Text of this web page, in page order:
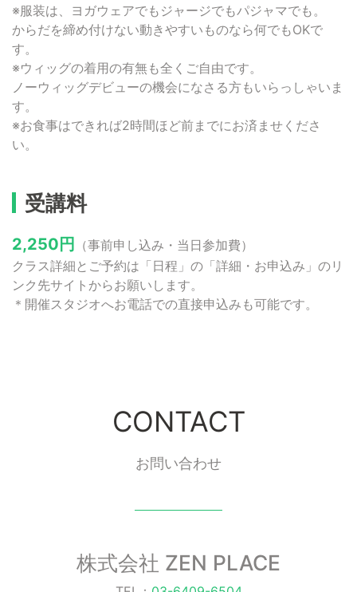
※服装は、ヨガウェアでもジャージでもパジャマでも。
からだを締め付けない動きやすいものなら何でもOKで
す。
※ウィッグの着用の有無も全くご自由です。
ノーウィッグデビューの機会になさる方もいらっしゃいま
す。
※お食事はできれば2時間ほど前までにお済ませくださ
い。
受講料
2,250円
（事前申し込み・当日参加費）
クラス詳細とご予約は「日程」の「詳細・お申込み」のリ
ンク先サイトからお願いします。
＊開催スタジオへお電話での直接申込みも可能です。
CONTACT
お問い合わせ
株式会社 ZEN PLACE